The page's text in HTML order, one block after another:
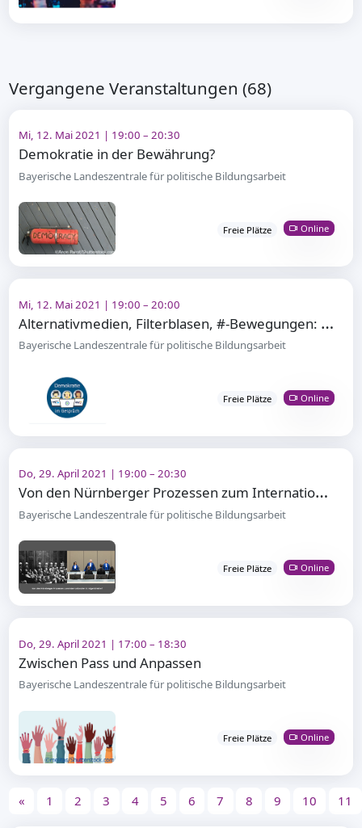
Vergangene Veranstaltungen (68)
Mi, 12. Mai 2021 | 19:00 – 20:30
Demokratie in der Bewährung?
Bayerische Landeszentrale für politische Bildungsarbeit
Freie Plätze Online
Mi, 12. Mai 2021 | 19:00 – 20:00
A
lternativmedien, Filterblasen, #-Bewegungen: Gegenöffentlichkeit im Netz
Bayerische Landeszentrale für politische Bildungsarbeit
Freie Plätze Online
Do, 29. April 2021 | 19:00 – 20:30
V
on den Nürnberger Prozessen zum Internationalen Strafgerichtshof
Bayerische Landeszentrale für politische Bildungsarbeit
Freie Plätze Online
Do, 29. April 2021 | 17:00 – 18:30
Zwischen Pass und Anpassen
Bayerische Landeszentrale für politische Bildungsarbeit
Freie Plätze Online
« 1 2 3 4 5 6 7 8 9 10 11